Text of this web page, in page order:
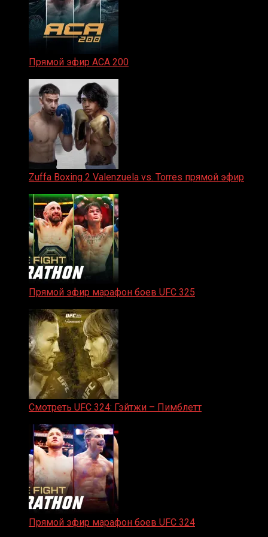
Прямой эфир ACA 200
Zuffa Boxing 2 Valenzuela vs. Torres прямой эфир
Прямой эфир марафон боев UFC 325
Смотреть UFC 324: Гэйтжи – Пимблетт
Прямой эфир марафон боев UFC 324